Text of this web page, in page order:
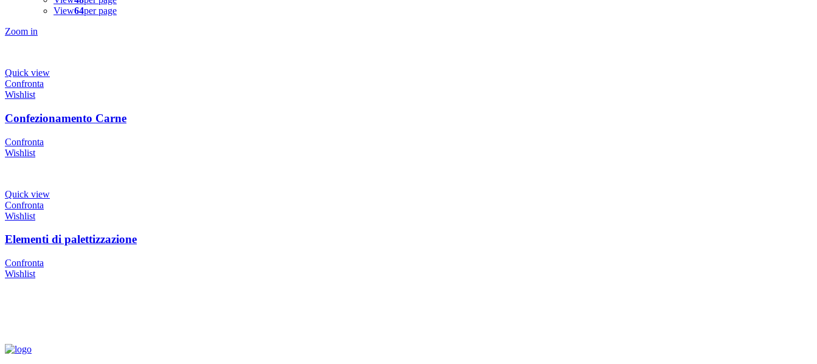
View64per page
Zoom in
Quick view
Confronta
Wishlist
Confezionamento Carne
Confronta
Wishlist
Quick view
Confronta
Wishlist
Elementi di palettizzazione
Confronta
Wishlist